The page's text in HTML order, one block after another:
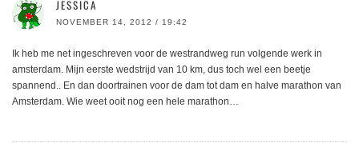
JESSICA
NOVEMBER 14, 2012 / 19:42
Ik heb me net ingeschreven voor de westrandweg run volgende werk in
amsterdam. Mijn eerste wedstrijd van 10 km, dus toch wel een beetje
spannend.. En dan doortrainen voor de dam tot dam en halve marathon van
Amsterdam. Wie weet ooit nog een hele marathon…